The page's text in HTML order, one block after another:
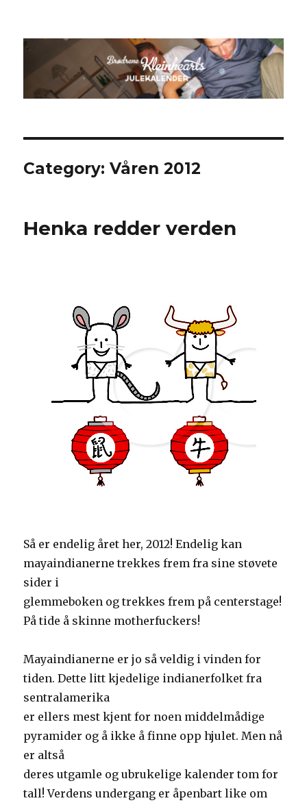
Kleinheart 2
Category:Våren 2012
Henka redder verden
Så er endelig året her, 2012! Endelig kan
mayaindianerne trekkes frem fra sine støvete
sider i
glemmeboken og trekkes frem på centerstage!
På tide å skinne motherfuckers!
Mayaindianerne er jo så veldig i vinden for
tiden. Dette litt kjedelige indianerfolket fra
sentralamerika
er ellers mest kjent for noen middelmådige
pyramider og å ikke å finne opp hjulet. Men nå
er altså
deres utgamle og ubrukelige kalender tom for
tall! Verdens undergang er åpenbart like om